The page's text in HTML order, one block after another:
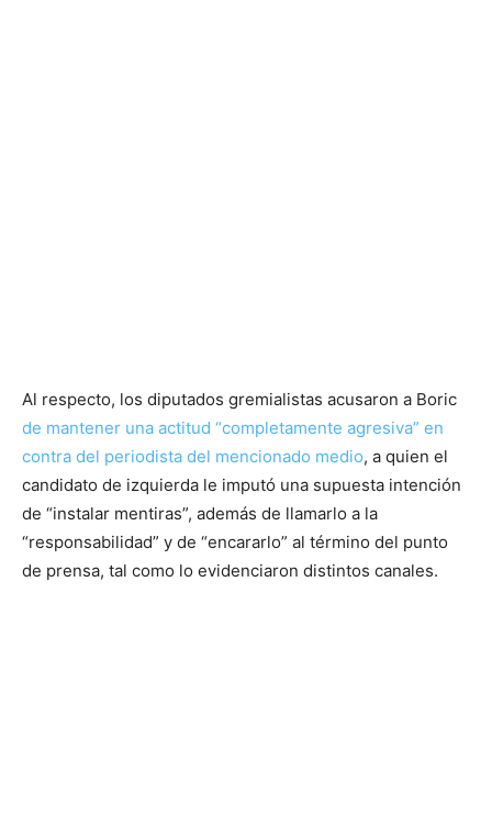
Al respecto, los diputados gremialistas acusaron a Boric
de mantener una actitud “completamente agresiva” en
contra del periodista del mencionado medio, a quien el
candidato de izquierda le imputó una supuesta intención
de “instalar mentiras”, además de llamarlo a la
“responsabilidad” y de “encararlo” al término del punto
de prensa, tal como lo evidenciaron distintos canales.